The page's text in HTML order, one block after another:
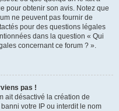
pour obtenir son avis. Notez que
ne peuvent pas fournir de
pour des questions légales
dans la question « Qui
concernant ce forum ? ».
pas !
ait désactivé la création de
votre IP ou interdit le nom